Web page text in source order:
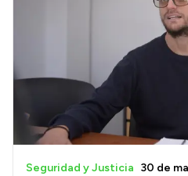
Seguridad y Justicia 30 de